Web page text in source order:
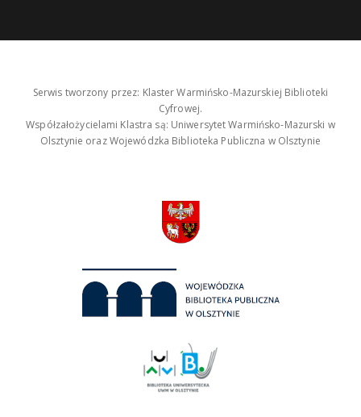
Serwis tworzony przez: Klaster Warmińsko-Mazurskiej Biblioteki
Cyfrowej.
Współzałożycielami Klastra są: Uniwersytet Warmińsko-Mazurski w
Olsztynie oraz Wojewódzka Biblioteka Publiczna w Olsztynie